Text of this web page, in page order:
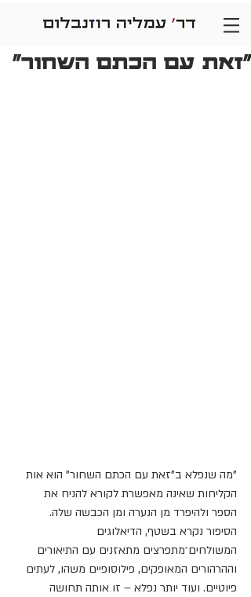
"זאת עם הכתם השחור"
"מה שנפלא ב"זאת עם הכתם השחור" הוא אות
הקליחות שאינה מאפשרת לקורא להניח את
הספר ולהיפרד מן הנערה ומן הכבשה שלה.
הסיפור נקרא בשטף, הדיאלוגים
המשולחים־מתפרצים מתאזנים עם התיאורים
וההרהורים המאופקים, פילוסופיים משהו, לעתים
פיוטיים. ועוד יותר נפלא – זו אותה תחושה